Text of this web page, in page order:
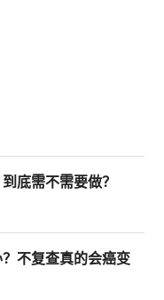
底需不需要做？
不复查真的会癌变